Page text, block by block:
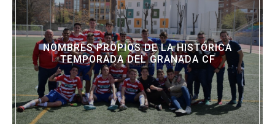
NOMBRES PROPIOS DE LA HISTÓRICA
TEMPORADA DEL GRANADA CF